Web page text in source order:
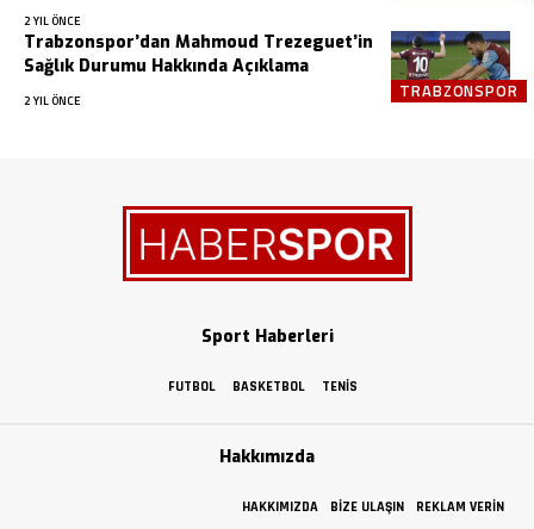
2 YIL ÖNCE
TRABZONSPOR
Trabzonspor’dan Mahmoud Trezeguet’in
Sağlık Durumu Hakkında Açıklama
2 YIL ÖNCE
Sport Haberleri
FUTBOL BASKETBOL TENIS
Hakkımızda
HAKKIMIZDA BIZE ULAŞIN REKLAM VERIN